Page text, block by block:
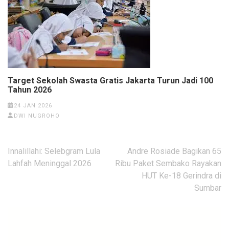
Target Sekolah Swasta Gratis Jakarta Turun Jadi 100
Tahun 2026
24 JAN 2026
DWI NUGROHO
Navigasi
pos
Innalillahi: Selebgram Lula
Lahfah Meninggal 2026
Andre Rosiade Bagikan 65
Ribu Paket Sembako Rayakan
HUT Ke-18 Gerindra di
Sumbar